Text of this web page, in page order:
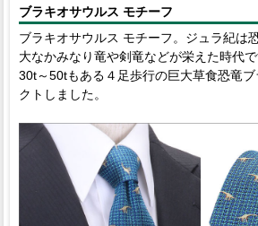
ブラキオサウルス モチーフ
ブラキオサウルス モチーフ。ジュラ紀は
大なかみなり竜や剣竜などが栄えた時代
30t～50tもある４足歩行の巨大草食恐竜
クトしました。